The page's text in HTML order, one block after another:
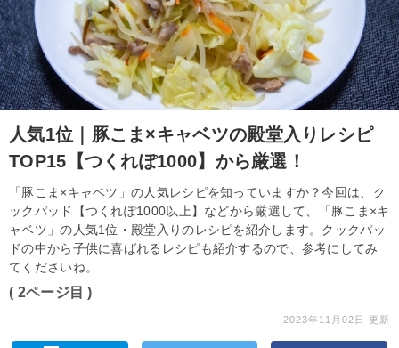
人気1位｜豚こま×キャベツの殿堂入りレシピ
TOP15【つくれぽ1000】から厳選！
「豚こま×キャベツ」の人気レシピを知っていますか？今回は、ク
ックパッド【つくれぽ1000以上】などから厳選して、「豚こま×キ
ャベツ」の人気1位・殿堂入りのレシピを紹介します。クックパッ
ドの中から子供に喜ばれるレシピも紹介するので、参考にしてみ
てくださいね。
( 2ページ目 )
2023年11月02日 更新